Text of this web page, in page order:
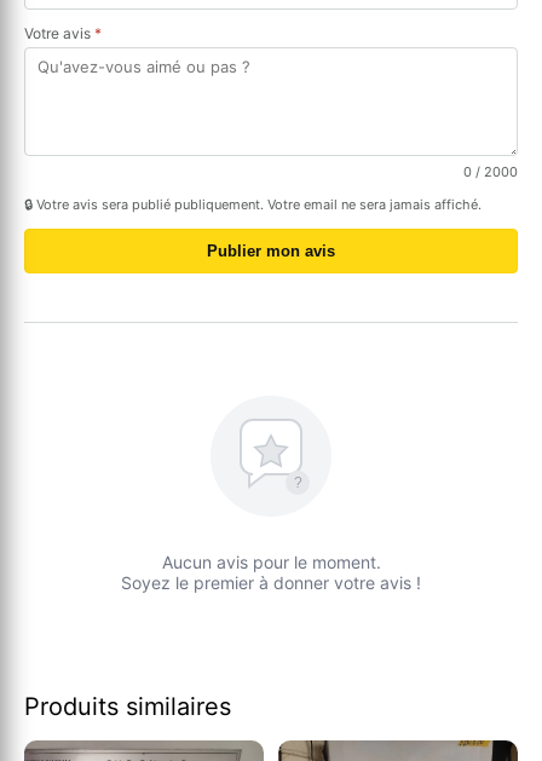
Votre avis *
0 / 2000
🔒 Votre avis sera publié publiquement. Votre email ne sera jamais affiché.
Publier mon avis
?
Aucun avis pour le moment.
Soyez le premier à donner votre avis !
Produits similaires